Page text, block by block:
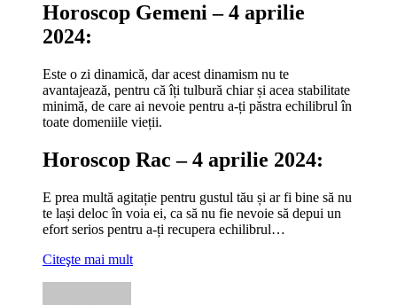
Horoscop Gemeni – 4 aprilie
2024:
Este o zi dinamică, dar acest dinamism nu te
avantajează, pentru că îți tulbură chiar și acea stabilitate
minimă, de care ai nevoie pentru a-ți păstra echilibrul în
toate domeniile vieții.
Horoscop Rac – 4 aprilie 2024:
E prea multă agitație pentru gustul tău și ar fi bine să nu
te lași deloc în voia ei, ca să nu fie nevoie să depui un
efort serios pentru a-ți recupera echilibrul…
Citeşte mai mult